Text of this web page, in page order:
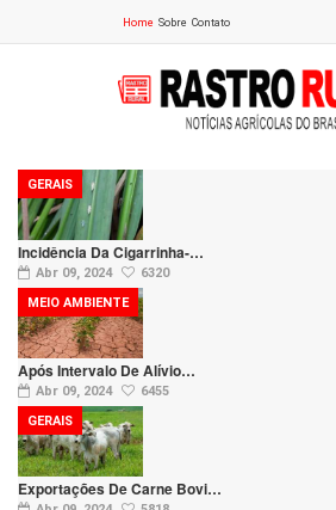
Home Sobre Contato
Incidência Da Cigarrinha-…
Abr 09, 2024 6320
GERAIS
Após Intervalo De Alívio…
Abr 09, 2024 6455
MEIO AMBIENTE
Exportações De Carne Bovi…
GERAIS